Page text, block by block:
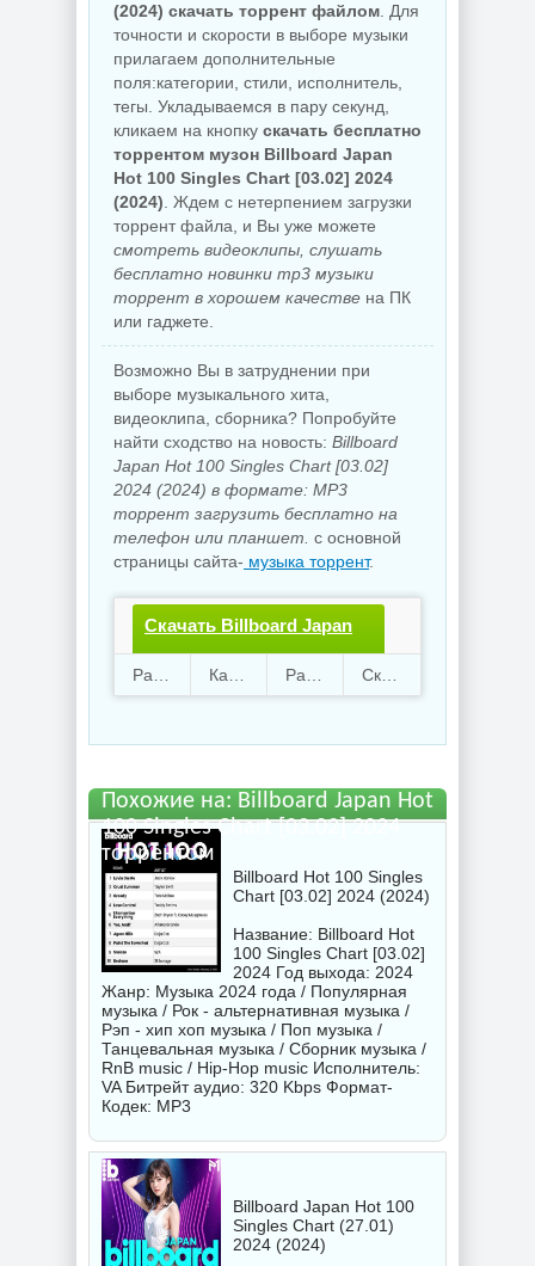
(2024) скачать торрент файлом . Для
точности и скорости в выборе музыки
прилагаем дополнительные
поля:категории, стили, исполнитель,
тегы. Укладываемся в пару секунд,
кликаем на кнопку скачать бесплатно
торрентом музон Billboard Japan
Hot 100 Singles Chart [03.02] 2024
(2024) . Ждем с нетерпением загрузки
торрент файла, и Вы уже можете
смотреть видеоклипы, слушать
бесплатно новинки mp3 музыки
торрент в хорошем качестве на ПК
или гаджете.
Возможно Вы в затруднении при
выборе музыкального хита,
видеоклипа, сборника? Попробуйте
найти сходство на новость: Billboard
Japan Hot 100 Singles Chart [03.02]
2024 (2024) в формате: MP3
торрент загрузить бесплатно на
телефон или планшет. с основной
страницы сайта- музыка торрент.
Скачать Billboard Japan
Hot 100 Singles Chart
бесплатно
118 42 927.22 Mb
Похожие на: Billboard Japan Hot
100 Singles Chart [03.02] 2024
торрентом
Billboard Hot 100 Singles
Chart [03.02] 2024 (2024)
Название: Billboard Hot
100 Singles Chart [03.02]
2024 Год выхода: 2024
Жанр: Музыка 2024 года / Популярная
музыка / Рок - альтернативная музыка /
Рэп - хип хоп музыка / Поп музыка /
Танцевальная музыка / Сборник музыка /
RnB music / Hip-Hop music Исполнитель:
VAБитрейт аудио: 320 Kbps Формат-
Кодек: MP3
Billboard Japan Hot 100
Singles Chart (27.01)
2024 (2024)